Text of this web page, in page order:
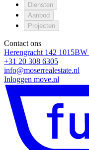
Diensten
Aanbod
Projecten
Contact ons
Herengracht 142 1015BW
+31 20 308 6305
info@moserrealestate.nl
Inloggen move.nl